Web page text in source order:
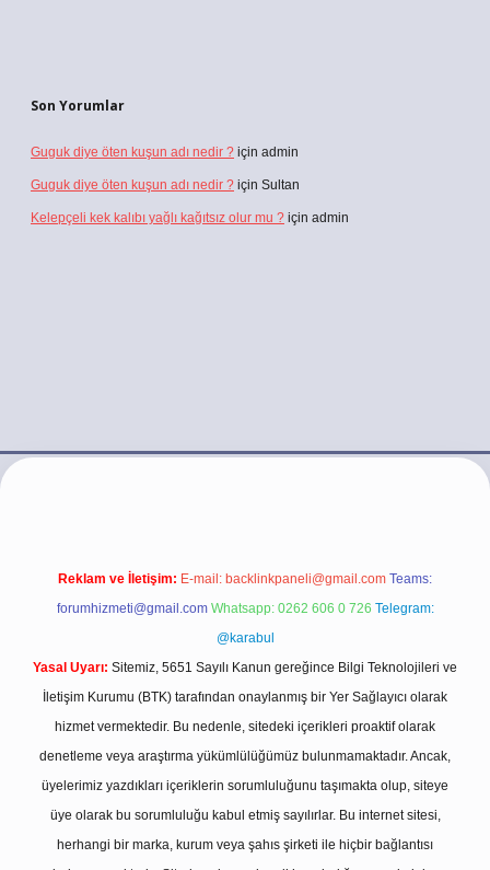
Son Yorumlar
Guguk diye öten kuşun adı nedir ? için admin
Guguk diye öten kuşun adı nedir ? için Sultan
Kelepçeli kek kalıbı yağlı kağıtsız olur mu ? için admin
Reklam ve İletişim: E-mail: backlinkpaneli@gmail.com Teams:
forumhizmeti@gmail.com Whatsapp: 0262 606 0 726 Telegram:
@karabul
Yasal Uyarı: Sitemiz, 5651 Sayılı Kanun gereğince Bilgi Teknolojileri ve
İletişim Kurumu (BTK) tarafından onaylanmış bir Yer Sağlayıcı olarak
hizmet vermektedir. Bu nedenle, sitedeki içerikleri proaktif olarak
denetleme veya araştırma yükümlülüğümüz bulunmamaktadır. Ancak,
üyelerimiz yazdıkları içeriklerin sorumluluğunu taşımakta olup, siteye
üye olarak bu sorumluluğu kabul etmiş sayılırlar. Bu internet sitesi,
herhangi bir marka, kurum veya şahıs şirketi ile hiçbir bağlantısı